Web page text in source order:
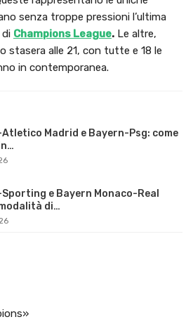
senza troppe pressioni l’ultima
di Champions League. Le altre,
stasera alle 21, con tutte e 18 le
in contemporanea.
Madrid e Bayern-Psg: come
e Bayern Monaco-Real
di…